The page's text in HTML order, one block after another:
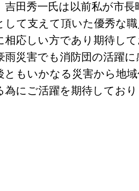
吉田秀一氏は以前私が市
して支えて頂いた優秀な
相応しい方であり期待し
雨災害でも消防団の活躍
ともいかなる災害から地
為にご活躍を期待してお